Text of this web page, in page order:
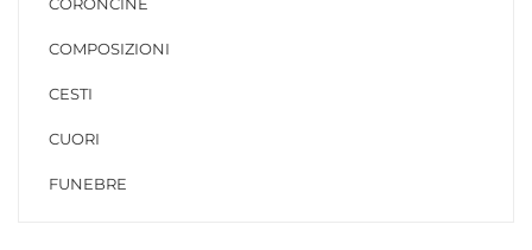
COMPOSIZIONI
CESTI
CUORI
FUNEBRE